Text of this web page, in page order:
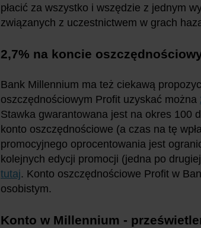
płacić za wszystko i wszędzie z jednym
związanych z uczestnictwem w grach
2,7% na koncie
Bank Millennium ma też ciekawą
oszczędnościowym Profit uzyskać można
Stawka gwarantowana jest na okres 100
konto oszczędnościowe (a czas na tę
promocyjnego oprocentowania jest
kolejnych edycji promocji (jedna po
tutaj. Konto oszczędnościowe Profit w
osobistym.
Konto w Millennium -